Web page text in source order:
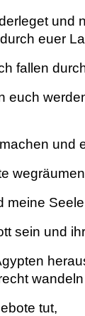
euer
fallen
sein und
tut,